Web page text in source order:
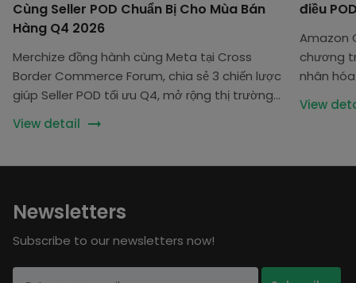
Cùng Seller POD Chuẩn Bị Cho Mùa Bán
Hàng Q4 2026
Merchize đồng hành cùng Meta tại Cross
Border Commerce Forum, chia sẻ 3 chiến lược
giúp Seller POD tối ưu Q4, mở rộng thị trường
View detail
điều
Amazon
chương
nhân
View
Newsletters
Subscribe to our newsletters now!